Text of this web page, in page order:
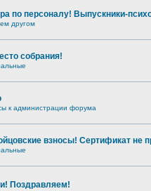
по персоналу! Выпускники-
другом
собрания!
к администрации форума
взносы! Сертификат не
Поздравляем!